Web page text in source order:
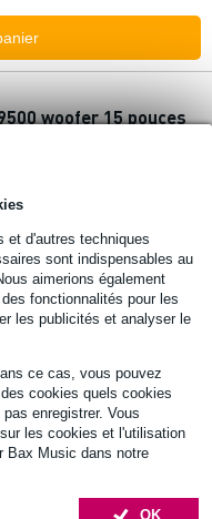
et d'autres techniques
sont indispensables au
aimerions également
fonctionnalités pour les
les publicités et analyser le
ce cas, vous pouvez
cookies quels cookies
enregistrer. Vous
les cookies et l'utilisation
Bax Music dans notre
OK
woofer 15 pouces
€
pour une
10 jours ouvrés
woofer 15 pouces
€
pour une